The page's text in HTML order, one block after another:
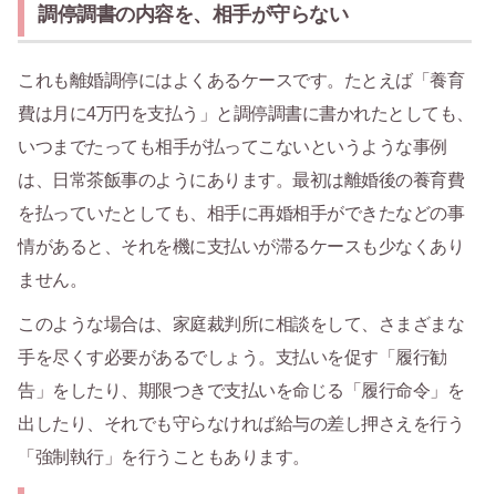
調停調書の内容を、相手が守らない
これも離婚調停にはよくあるケースです。たとえば「養育
費は月に4万円を支払う」と調停調書に書かれたとしても、
いつまでたっても相手が払ってこないというような事例
は、日常茶飯事のようにあります。最初は離婚後の養育費
を払っていたとしても、相手に再婚相手ができたなどの事
情があると、それを機に支払いが滞るケースも少なくあり
ません。
このような場合は、家庭裁判所に相談をして、さまざまな
手を尽くす必要があるでしょう。支払いを促す「履行勧
告」をしたり、期限つきで支払いを命じる「履行命令」を
出したり、それでも守らなければ給与の差し押さえを行う
「強制執行」を行うこともあります。